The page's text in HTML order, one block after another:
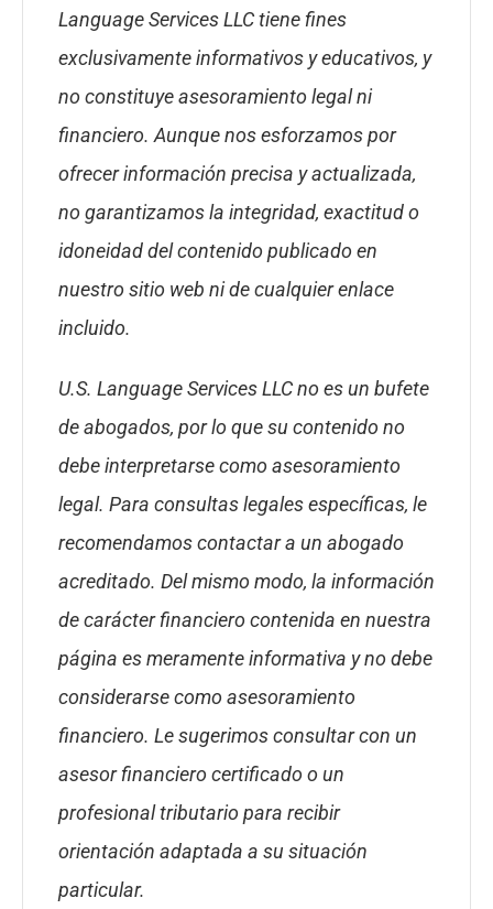
Language Services LLC tiene fines
exclusivamente informativos y educativos, y
no constituye asesoramiento legal ni
financiero. Aunque nos esforzamos por
ofrecer información precisa y actualizada,
no garantizamos la integridad, exactitud o
idoneidad del contenido publicado en
nuestro sitio web ni de cualquier enlace
incluido.
U.S. Language Services LLC no es un bufete
de abogados, por lo que su contenido no
debe interpretarse como asesoramiento
legal. Para consultas legales específicas, le
recomendamos contactar a un abogado
acreditado. Del mismo modo, la información
de carácter financiero contenida en nuestra
página es meramente informativa y no debe
considerarse como asesoramiento
financiero. Le sugerimos consultar con un
asesor financiero certificado o un
profesional tributario para recibir
orientación adaptada a su situación
particular.